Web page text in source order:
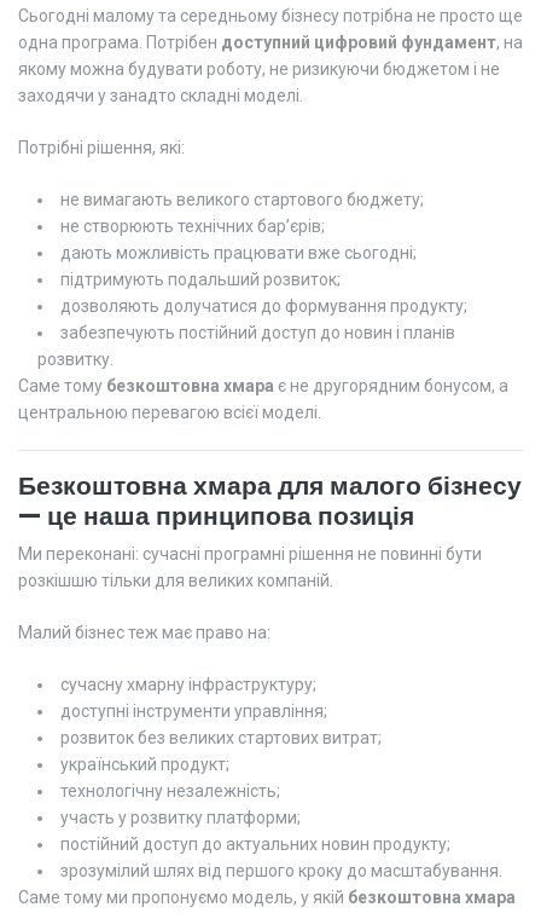
Сьогодні малому та середньому бізнесу потрібна не просто ще
одна програма. Потрібен доступний цифровий фундамент, на
якому можна будувати роботу, не ризикуючи бюджетом і не
заходячи у занадто складні моделі.
Потрібні рішення, які:
не вимагають великого стартового бюджету;
не створюють технічних бар’єрів;
дають можливість працювати вже сьогодні;
підтримують подальший розвиток;
дозволяють долучатися до формування продукту;
забезпечують постійний доступ до новин і планів
розвитку.
Саме тому безкоштовна хмара є не другорядним бонусом, а
центральною перевагою всієї моделі.
Безкоштовна хмара для малого бізнесу
— це наша принципова позиція
Ми переконані: сучасні програмні рішення не повинні бути
розкішшю тільки для великих компаній.
Малий бізнес теж має право на:
сучасну хмарну інфраструктуру;
доступні інструменти управління;
розвиток без великих стартових витрат;
український продукт;
технологічну незалежність;
участь у розвитку платформи;
постійний доступ до актуальних новин продукту;
зрозумілий шлях від першого кроку до масштабування.
Саме тому ми пропонуємо модель, у якій безкоштовна хмара